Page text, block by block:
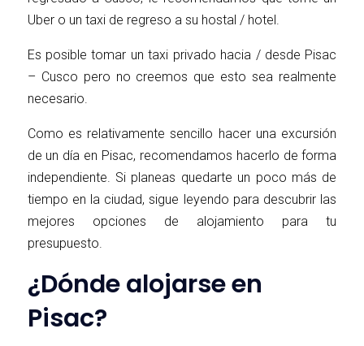
Uber o un taxi de regreso a su hostal / hotel.
Es posible tomar un taxi privado hacia / desde Pisac
– Cusco pero no creemos que esto sea realmente
necesario.
Como es relativamente sencillo hacer una excursión
de un día en Pisac, recomendamos hacerlo de forma
independiente. Si planeas quedarte un poco más de
tiempo en la ciudad, sigue leyendo para descubrir las
mejores opciones de alojamiento para tu
presupuesto.
¿Dónde alojarse en
Pisac?